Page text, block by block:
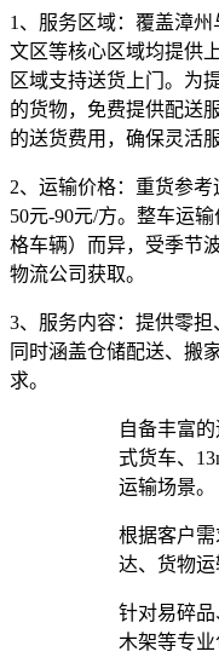
1、服务区域： 覆盖漳州
文区等核心区域均提供
区域支持送货上门。为
的货物，免费提供配送
的送货费用，确保灵活服
2、运输价格： 重货参考
50元-90元/方。整车运
格车辆）而异，受季节
物流公司获取。
3、服务内容： 提供零担
同时涵盖仓储配送、搬
求。​
自备丰富
式货车、
运输场景。​
根据客户
达、货物运
针对易碎品
木架等专业